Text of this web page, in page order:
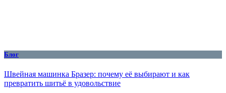
Блог
Швейная машинка Бразер: почему её выбирают и как
превратить шитьё в удовольствие